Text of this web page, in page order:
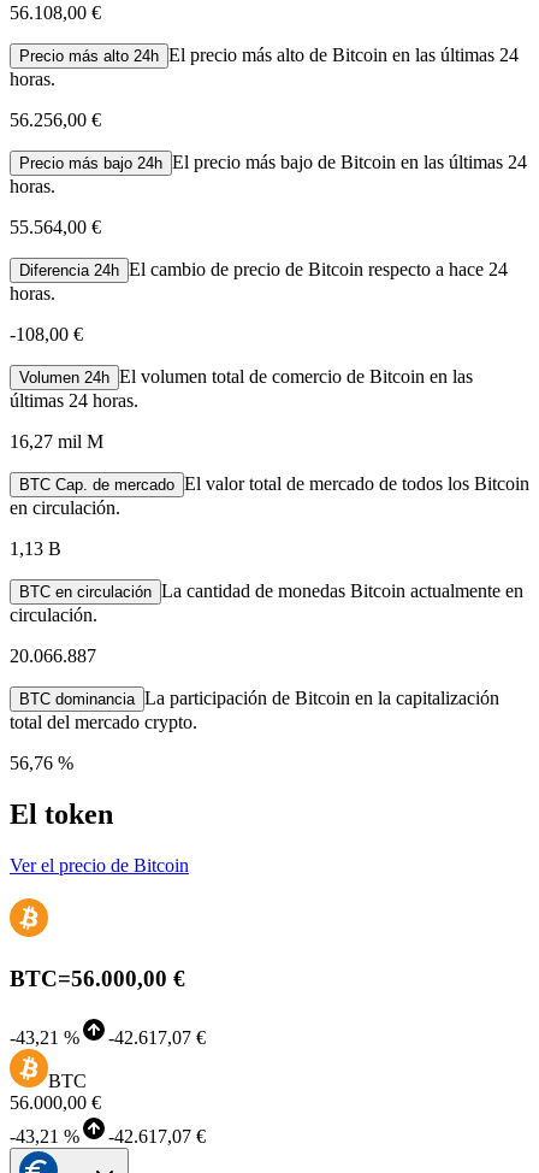
56.108,00 €
Precio más alto 24h El precio más alto de Bitcoin en las últimas 24
horas.
56.256,00 €
Precio más bajo 24h El precio más bajo de Bitcoin en las últimas 24
horas.
55.564,00 €
Diferencia 24h El cambio de precio de Bitcoin respecto a hace 24
horas.
-108,00 €
Volumen 24h El volumen total de comercio de Bitcoin en las
últimas 24 horas.
16,27 mil M
BTC Cap. de mercado El valor total de mercado de todos los Bitcoin
en circulación.
1,13 B
BTC en circulación La cantidad de monedas Bitcoin actualmente en
circulación.
20.066.887
BTC dominancia La participación de Bitcoin en la capitalización
total del mercado crypto.
56,76 %
El token
Ver el precio de Bitcoin
BTC=56.000,00 €
-43,21 % -42.617,07 €
BTC
56.000,00 €
-43,21 % -42.617,07 €